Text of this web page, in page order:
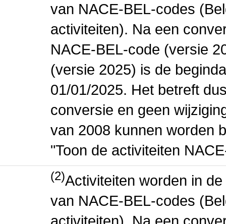
van NACE-BEL-codes
activiteiten). Na een
NACE-BEL-code (versie
(versie 2025) is de
01/01/2025. Het betreft
conversie en geen
van 2008 kunnen worden
"Toon de activiteiten
(2)Activiteiten worden in
van NACE-BEL-codes